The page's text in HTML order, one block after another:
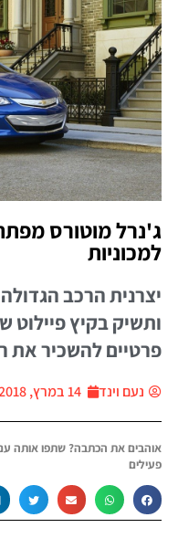
למכוניות
יצרנית הרכב
ותשיק בקיץ פיילוט
פרטיים להשכיר את
נעם וינד 14 במרץ, 2018
אוהבים את הכתבה? שתפו אותה
פעילים